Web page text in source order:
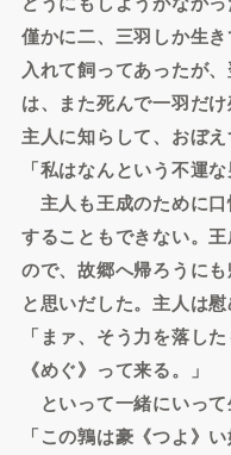
僅かに二、三羽しか生
入れて飼ってあったが
は、また死んで一羽だ
主人に知らして、おぼえ
「私はなんという不運
主人も王成のために
することもできない。
ので、故郷へ帰ろうに
と思いだした。主人は慰
「まァ、そう力を落し
《めぐ》って来る。」
といって一緒にいって
「この鶉は豪《つよ》